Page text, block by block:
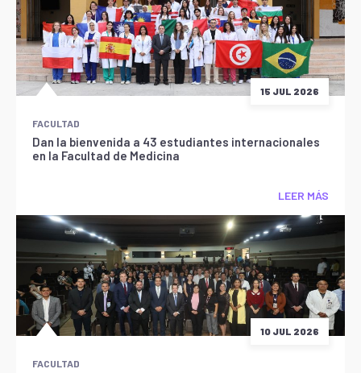
15 JUL 2026
FACULTAD
Dan la bienvenida a 43 estudiantes internacionales
en la Facultad de Medicina
LEER MÁS
10 JUL 2026
FACULTAD